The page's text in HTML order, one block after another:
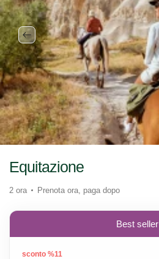
Equitazione
2 ora Prenota ora, paga dopo
Best seller
sconto %11